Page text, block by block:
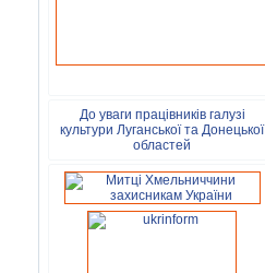
До уваги працівників галузі
культури Луганської та Донецької
областей